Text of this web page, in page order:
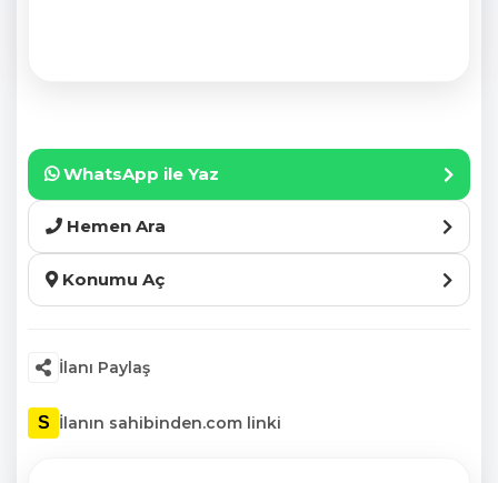
WhatsApp ile Yaz
Hemen Ara
Konumu Aç
İlanı Paylaş
S İlanın sahibinden.com linki